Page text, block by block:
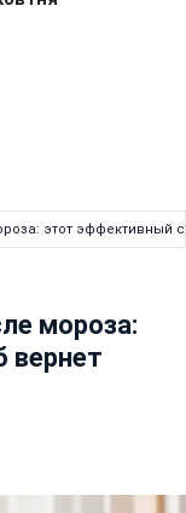
этот эффективный
мороза:
вернет